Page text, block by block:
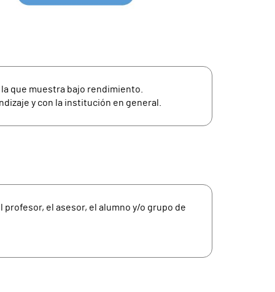
que muestra bajo rendimiento.
y con la institución en general.
el asesor, el alumno y/o grupo de